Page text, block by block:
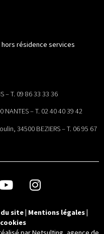
résidence services
– T. 09 86 33 33 36
– T. 02 40 40 39 42
34500 BEZIERS – T. 06 95 67
du site| Mentions légales|